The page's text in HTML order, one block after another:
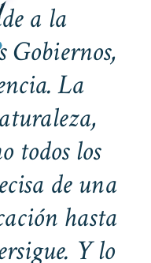
a la
Gobiernos,
La
todos los
de una
hasta
Y lo